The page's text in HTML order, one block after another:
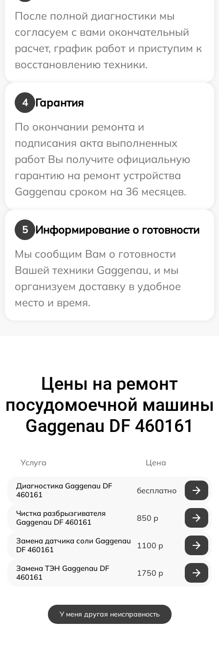
После полной диагностики мы
согласуем с вами окончательный
расчет, график работ и приступим к
восстановлению техники.
4
Гарантия
По окончании ремонта и
подписания акта выполненных
работ Вы получите официальную
гарантию на ремонт устройства
Gaggenau сроком на 36 месяцев.
5
Информирование о готовности
Мы сообщим Вам о готовности
Вашей техники Gaggenau, и мы
организуем доставку в удобное
место и время.
Цены на ремонт
посудомоечной машины
Gaggenau DF 460161
Услуга Цена
Диагностика Gaggenau DF
460161
бесплатно
Чистка разбрызгивателя
Gaggenau DF 460161
850 р
Замена датчика соли Gaggenau
DF 460161
1100 р
Замена ТЭН Gaggenau DF
460161
1750 р
У меня другая неисправность